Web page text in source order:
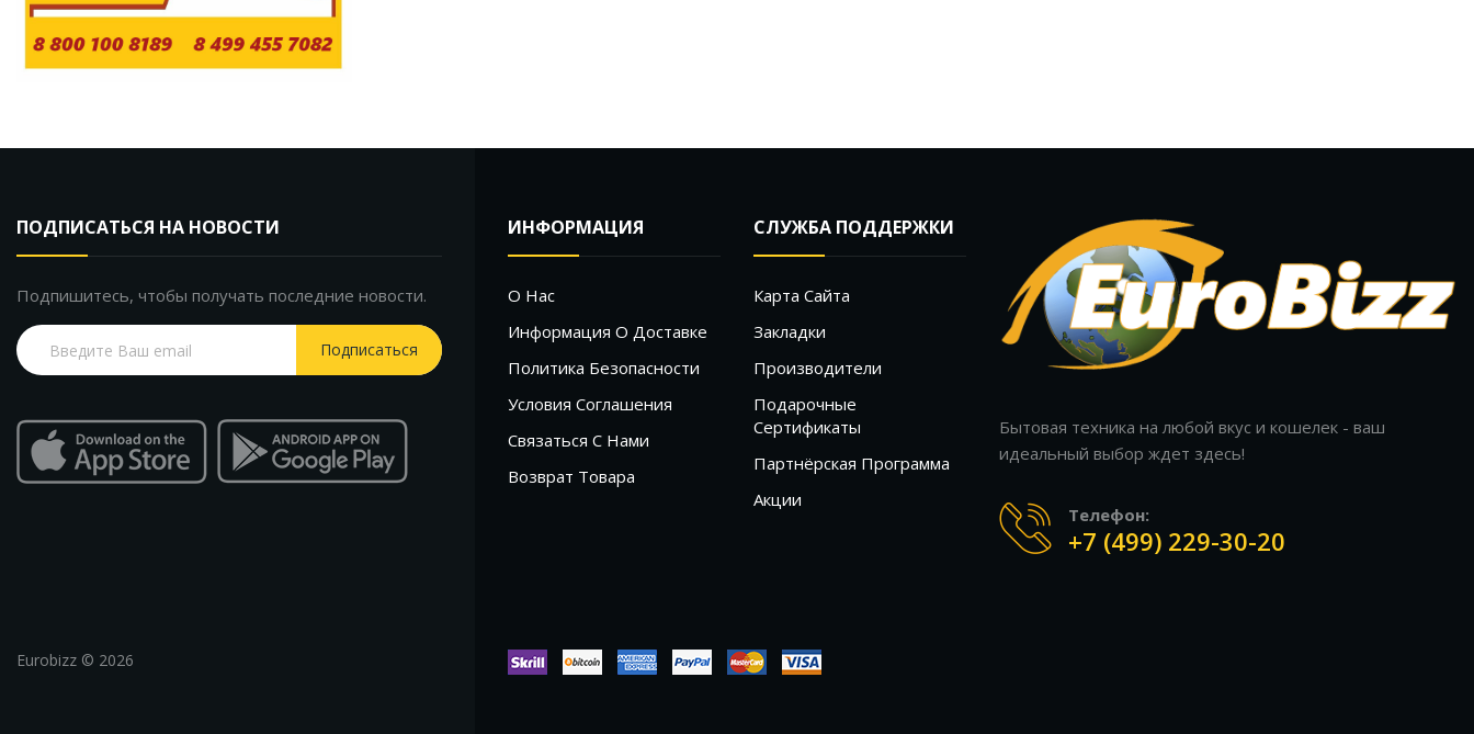
ПОДПИСАТЬСЯ НА НОВОСТИ
Подпишитесь, чтобы получать последние новости.
Подписаться
ИНФОРМАЦИЯ
О Нас
Информация О Доставке
Политика Безопасности
Условия Соглашения
Связаться С Нами
Возврат Товара
СЛУЖБА ПОДДЕРЖКИ
Карта Сайта
Закладки
Производители
Подарочные
Сертификаты
Партнёрская Программа
Акции
Бытовая техника на любой вкус и кошелек - ваш
идеальный выбор ждет здесь!
Телефон:
+7 (499) 229-30-20
Eurobizz © 2026